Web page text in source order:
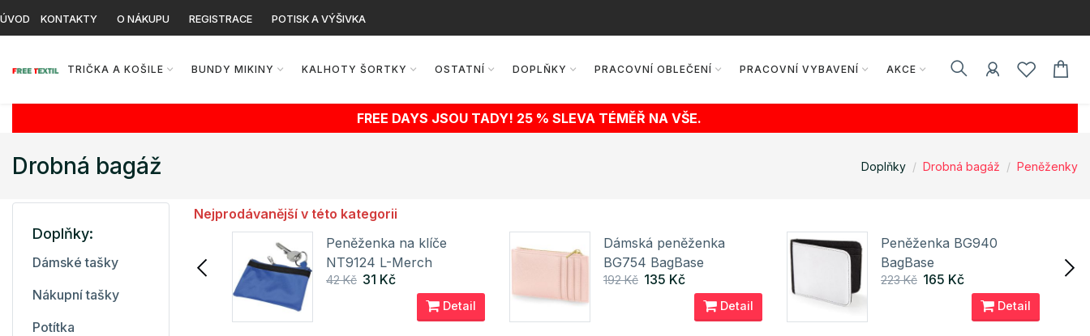
ÚVOD KONTAKTY O NÁKUPU REGISTRACE POTISK A VÝŠIVKA
TRIČKA A KOŠILE BUNDY MIKINY KALHOTY ŠORTKY OSTATNÍ DOPLŇKY PRACOVNÍ OBLEČENÍ PRACOVNÍ VYBAVENÍ AKCE
FREE DAYS JSOU TADY! 25 % SLEVA TÉMĚŘ NA VŠE.
Drobná bagáž Doplňky Drobná bagáž Peněženky
Nejprodávanější v této kategorii
Číšnická peněženka
KY097 Karlowsky
Peněženka na klíče
NT9124 L-Merch
42 Kč 31 Kč
Detail
Dámská peněženka
BG754 BagBase
192 Kč 135 Kč
Detail
Peněženka BG940
BagBase
223 Kč 165 Kč
Detail
Doplňky:
Dámské tašky
Nákupní tašky
Potítka